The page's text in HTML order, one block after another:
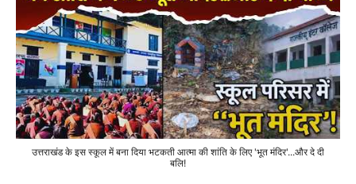
उत्तराखंड के इस स्कूल में बना दिया भटकती आत्मा की शांति के लिए 'भूत मंदिर'...और दे दी
बलि!